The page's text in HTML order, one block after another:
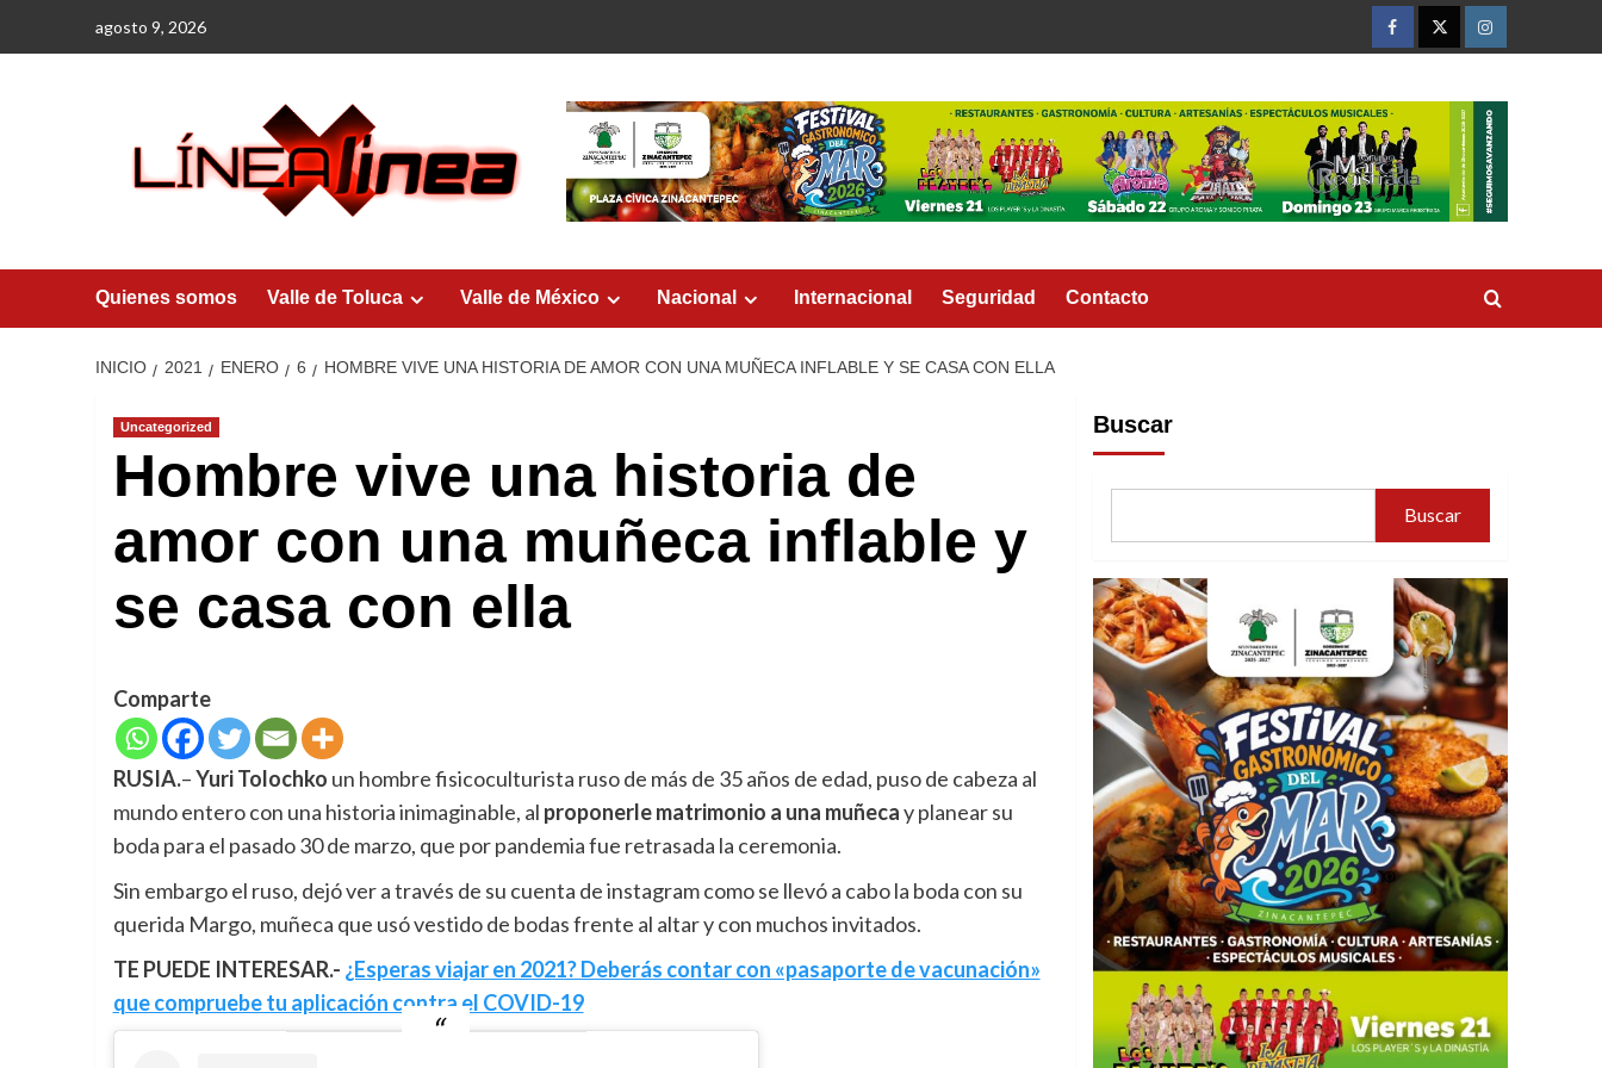
agosto 9, 2026
FacebookTwitterInstagram
Quienes somos Valle de Toluca Valle de México Nacional Internacional Seguridad Contacto
INICIO 2021 ENERO 6 HOMBRE VIVE UNA HISTORIA DE AMOR CON UNA MUÑECA INFLABLE Y SE CASA CON ELLA
Uncategorized
Hombre vive una historia de
amor con una muñeca inflable y
se casa con ella
Comparte
RUSIA.–Yuri Tolochko un hombre fisicoculturista ruso de más de 35 años de edad, puso de cabeza al
mundo entero con una historia inimaginable, al proponerle matrimonio a una muñecay planear su
boda para el pasado 30 de marzo, que por pandemia fue retrasada la ceremonia.
Sin embargo el ruso, dejó ver a través de su cuenta de instagram como se llevó a cabo la boda con su
querida Margo, muñeca que usó vestido de bodas frente al altar y con muchos invitados.
TE PUEDE INTERESAR.- ¿Esperas viajar en 2021? Deberás contar con «pasaporte de vacunación»
que compruebe tu aplicación contra el COVID-19
Buscar
Buscar